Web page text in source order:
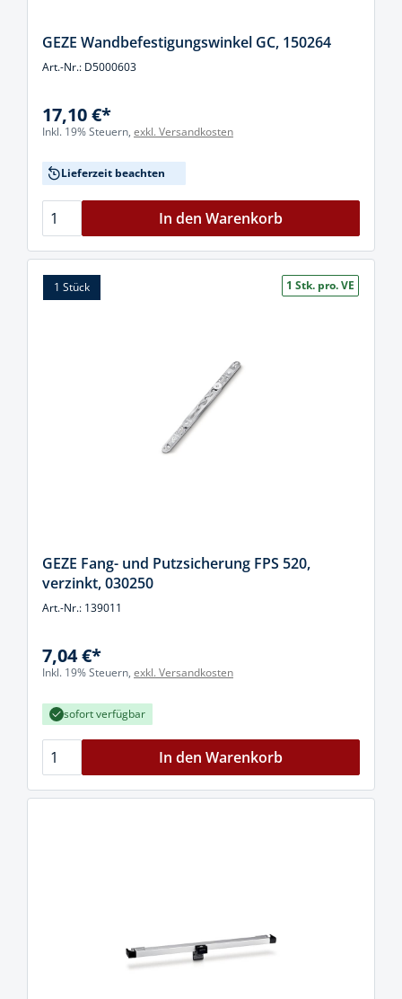
GEZE Wandbefestigungswinkel GC, 150264
Art.-Nr.: D5000603
17,10 €*
Inkl. 19% Steuern, exkl. Versandkosten
Lieferzeit beachten
In den Warenkorb
1 Stück 1 Stk. pro. VE
GEZE Fang- und Putzsicherung FPS 520,
verzinkt, 030250
Art.-Nr.: 139011
7,04 €*
Inkl. 19% Steuern, exkl. Versandkosten
sofort verfügbar
In den Warenkorb